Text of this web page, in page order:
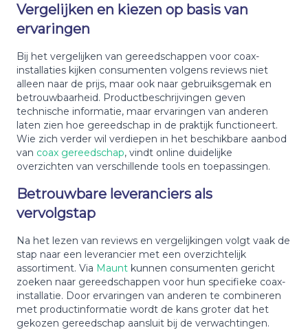
Vergelijken en kiezen op basis van
ervaringen
Bij het vergelijken van gereedschappen voor coax-
installaties kijken consumenten volgens reviews niet
alleen naar de prijs, maar ook naar gebruiksgemak en
betrouwbaarheid. Productbeschrijvingen geven
technische informatie, maar ervaringen van anderen
laten zien hoe gereedschap in de praktijk functioneert.
Wie zich verder wil verdiepen in het beschikbare aanbod
van coax gereedschap, vindt online duidelijke
overzichten van verschillende tools en toepassingen.
Betrouwbare leveranciers als
vervolgstap
Na het lezen van reviews en vergelijkingen volgt vaak de
stap naar een leverancier met een overzichtelijk
assortiment. Via Maunt kunnen consumenten gericht
zoeken naar gereedschappen voor hun specifieke coax-
installatie. Door ervaringen van anderen te combineren
met productinformatie wordt de kans groter dat het
gekozen gereedschap aansluit bij de verwachtingen.